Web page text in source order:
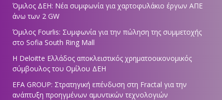
Όμιλος ΔΕΗ: Νέα συμφωνία για χαρτοφυλάκιο έργων ΑΠΕ
άνω των 2 GW
Όμιλος Fourlis: Συμφωνία για την πώληση της συμμετοχής
στο Sofia South Ring Mall
Η Deloitte Ελλάδος αποκλειστικός χρηματοοικονομικός
σύμβουλος του Ομίλου ΔΕΗ
EFA GROUP: Στρατηγική επένδυση στη Fractal για την
ανάπτυξη προηγμένων αμυντικών τεχνολογιών